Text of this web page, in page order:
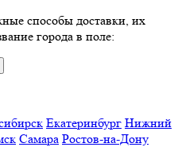
способы доставки, их
города в поле:
Екатеринбург Нижний
Самара Ростов-на-Дону